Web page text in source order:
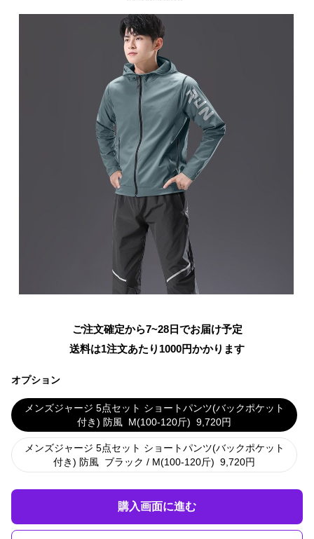
ご注文確定から7~28日でお届け予定
送料は1注文あたり 1000円かかります
オプション
メンズジャージ 5点セット ショートパンツ(バックポケット
付き) 防風 M(100-120斤) 9,720円
メンズジャージ 5点セット ショートパンツ(バックポケット
付き) 防風 ブラック / M(100-120斤) 9,720円
購入画面に進む